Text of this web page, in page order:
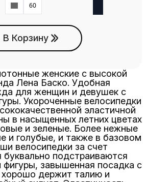
58
60
В Корзину
женские с высокой
Лена Баско. Удобная
для женщин и девушек с
Укороченные велосипедки
эластичной
в насыщенных летних цветах
и зеленые. Более нежные
и голубые, и также в базовом
велосипедки за счет
буквально подстраиваются
фигуры, завышенная посадка с
держит талию и